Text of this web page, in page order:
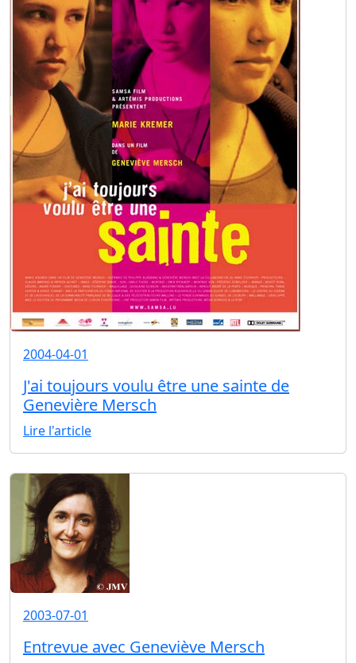
2004-04-01
J'ai toujours voulu être une sainte de
Genevière Mersch
Lire l'article
2003-07-01
Entrevue avec Geneviève Mersch